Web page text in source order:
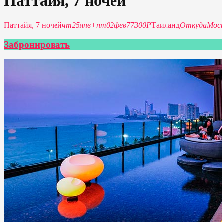
Паттайя, 7 ночейчт25янв+пт02фев77300РТаиландОткуда
Забронировать